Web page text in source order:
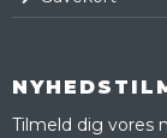
Tilmeld dig vores